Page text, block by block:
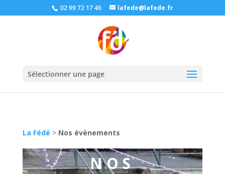
02 99 72 17 46 lafede@lafede.fr
Sélectionner une page
La Fédé > Nos évènements
NOS